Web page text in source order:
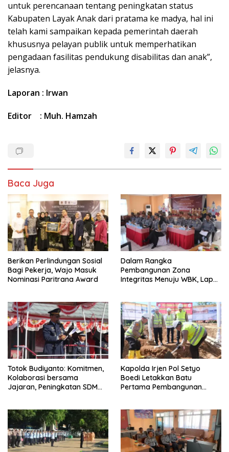
untuk perencanaan tentang peningkatan status
Kabupaten Layak Anak dari pratama ke madya, hal ini
telah kami sampaikan kepada pemerintah daerah
khususnya pelayan publik untuk memperhatikan
pengadaan fasilitas pendukung disabilitas dan anak”,
jelasnya.
Laporan : Irwan
Editor : Muh. Hamzah
Baca Juga
Berikan Perlindungan Sosial
Bagi Pekerja, Wajo Masuk
Nominasi Paritrana Award
Dalam Rangka
Pembangunan Zona
Integritas Menuju WBK, Lapas
Tim Penilai Mandiri
Totok Budiyanto: Komitmen,
Kolaborasi bersama
Jajaran, Peningkatan SDM
Kapolda Irjen Pol Setyo
Boedi Letakkan Batu
Pertama Pembangunan